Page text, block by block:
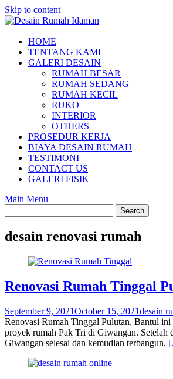
Skip to content
HOME
TENTANG KAMI
GALERI DESAIN
RUMAH BESAR
RUMAH SEDANG
RUMAH KECIL
RUKO
INTERIOR
OTHERS
PROSEDUR KERJA
BIAYA DESAIN RUMAH
TESTIMONI
CONTACT US
GALERI FISIK
Main Menu
desain renovasi rumah
Renovasi Rumah Tinggal
September 9, 2021October 15, 2021desain
Renovasi Rumah Tinggal Pulutan, Bantul ini
proyek rumah Pak Tri di Giwangan. Setelah
Giwangan selesai dan kemudian terbangun,